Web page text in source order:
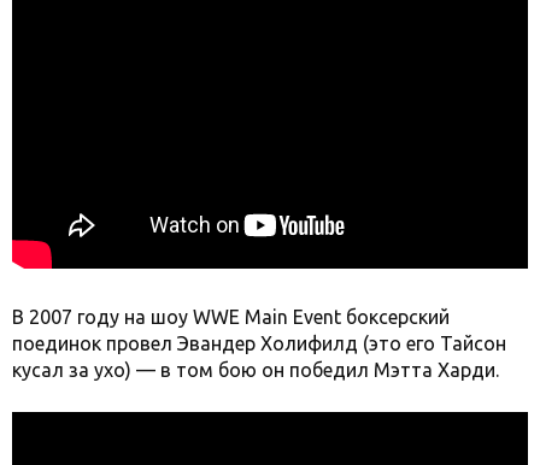
В 2007 году на шоу WWE Main Event боксерский
поединок провел Эвандер Холифилд (это его Тайсон
кусал за ухо) — в том бою он победил Мэтта Харди.